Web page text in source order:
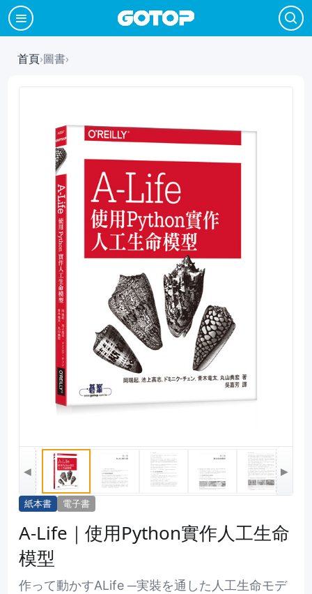
首頁›圖書›
◀ ▶
紙本書 電子書
A-Life｜使用Python實作人工生命
模型
作って動かすALife ─実裝を通した人工生命モデ